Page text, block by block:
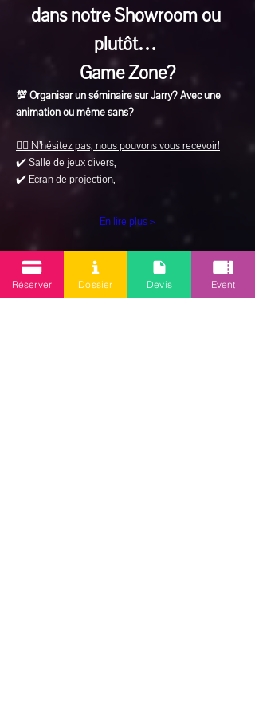
dans notre Showroom ou
plutôt…
Game Zone?
💯 Organiser un séminaire sur Jarry? Avec une
animation ou même sans?
👉🏽 N’hésitez pas, nous pouvons vous recevoir!
✔️ Salle de jeux divers,
✔️ Ecran de projection,
En lire plus >
Réserver Dossier Devis Event